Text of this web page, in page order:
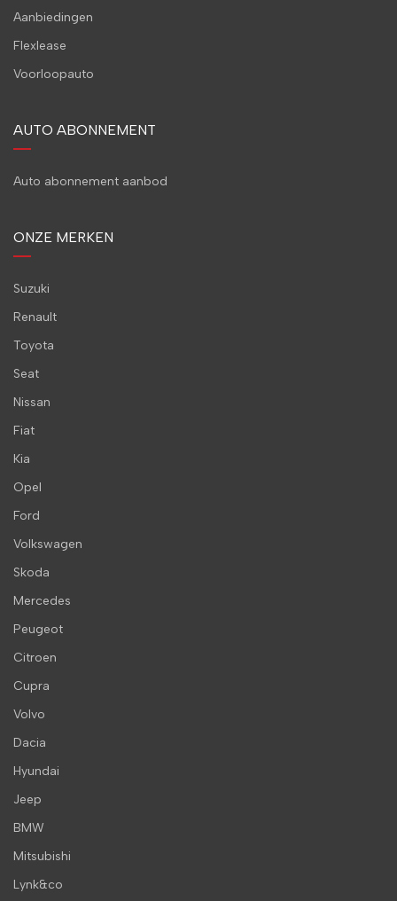
Aanbiedingen
Flexlease
Voorloopauto
AUTO ABONNEMENT
Auto abonnement aanbod
ONZE MERKEN
Suzuki
Renault
Toyota
Seat
Nissan
Fiat
Kia
Opel
Ford
Volkswagen
Skoda
Mercedes
Peugeot
Citroen
Cupra
Volvo
Dacia
Hyundai
Jeep
BMW
Mitsubishi
Lynk&co